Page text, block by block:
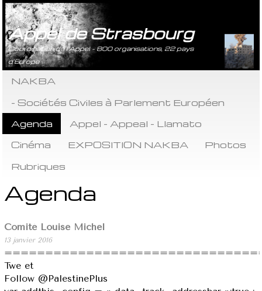
Appel de Strasbourg
Coordination de l’Appel - 800 organisations, 22 pays
d’Europe
NAKBA
- Sociétés Civiles à Parlement Européen
Agenda
Appel - Appeal - Llamato
Cinéma
EXPOSITION NAKBA
Photos
Rubriques
Agenda
Comité Louise Michel
13 janvier 2016
Twe et
Follow @PalestinePlus